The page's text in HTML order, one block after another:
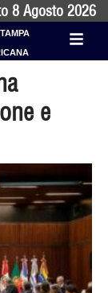
8 Agosto 2026
e